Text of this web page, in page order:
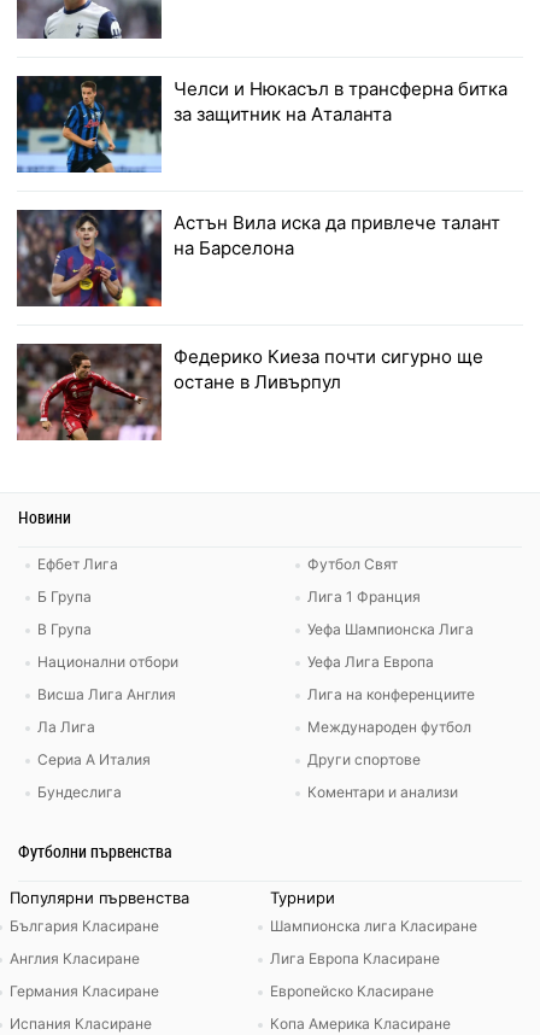
Челси и Нюкасъл в трансферна битка
за защитник на Аталанта
Астън Вила иска да привлече талант
на Барселона
Федерико Киеза почти сигурно ще
остане в Ливърпул
Новини
Ефбет Лига
Б Група
В Група
Национални отбори
Висша Лига Англия
Ла Лига
Сериа А Италия
Бундеслига
Футбол Свят
Лига 1 Франция
Уефа Шампионска Лига
Уефа Лига Европа
Лига на конференциите
Международен футбол
Други спортове
Коментари и анализи
Футболни първенства
Популярни първенства
България Класиране
Англия Класиране
Германия Класиране
Испания Класиране
Турнири
Шампионска лига Класиране
Лига Европа Класиране
Европейско Класиране
Копа Америка Класиране